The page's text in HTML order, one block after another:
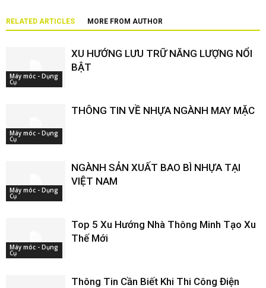
RELATED ARTICLES MORE FROM AUTHOR
Máy móc - Dụng
Cụ
XU HƯỚNG LƯU TRỮ NĂNG LƯỢNG NỔI
BẬT
Máy móc - Dụng
Cụ
THÔNG TIN VỀ NHỰA NGÀNH MAY MẶC
Máy móc - Dụng
Cụ
NGÀNH SẢN XUẤT BAO BÌ NHỰA TẠI
VIỆT NAM
Máy móc - Dụng
Cụ
Top 5 Xu Hướng Nhà Thông Minh Tạo Xu
Thế Mới
Thông Tin Cần Biết Khi Thi Công Điện